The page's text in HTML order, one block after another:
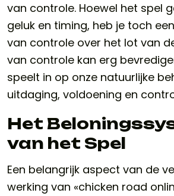
van controle. Hoewel het spel
geluk en timing, heb je toch
van controle over het lot van
van controle kan erg
speelt in op onze natuurlijke
uitdaging, voldoening en
Het
van het Spel
Een belangrijk aspect van de
werking van «chicken road